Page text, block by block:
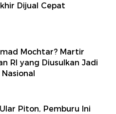
Dijual Cepat
Mochtar? Martir
RI yang Diusulkan Jadi
Piton, Pemburu Ini